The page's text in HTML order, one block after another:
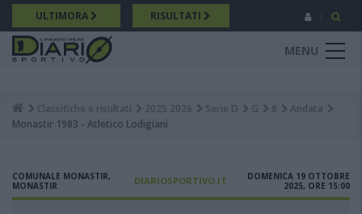
Salta
al
contenuto
principale
ULTIMORA RISULTATI
MENU
Breadcrumb
Classifiche e risultati 2025 2026 Serie D G 8
Andata
Monastir 1983 - Atletico Lodigiani
COMUNALE MONASTIR,
MONASTIR
DIARIOSPORTIVO.IT
DOMENICA 19 OTTOBRE
2025, ORE 15:00